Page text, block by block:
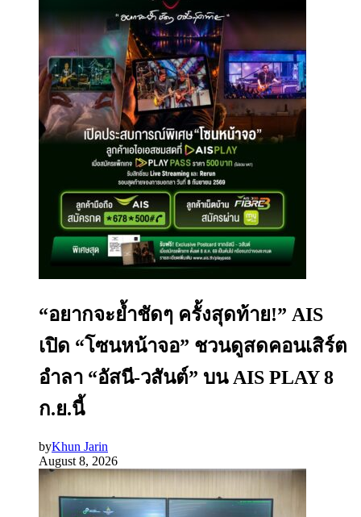
“อยากจะย้ำชัดๆ ครั้งสุดท้าย!” AIS
เปิด “โซนหน้าจอ” ชวนดูสดคอนเสิร์ต
อำลา “อัสนี-วสันต์” บน AIS PLAY 8
ก.ย.นี้
byKhun Jarin
August 8, 2026